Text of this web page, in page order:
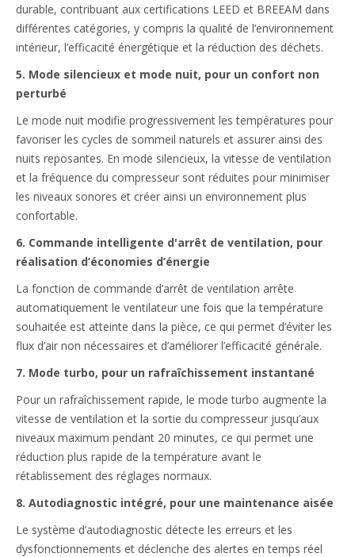
durable, contribuant aux certifications LEED et BREEAM dans
différentes catégories, y compris la qualité de l’environnement
intérieur, l’efficacité énergétique et la réduction des déchets.
5. Mode silencieux et mode nuit, pour un confort non
perturbé
Le mode nuit modifie progressivement les températures pour
favoriser les cycles de sommeil naturels et assurer ainsi des
nuits reposantes. En mode silencieux, la vitesse de ventilation
et la fréquence du compresseur sont réduites pour minimiser
les niveaux sonores et créer ainsi un environnement plus
confortable.
6. Commande intelligente d'arrêt de ventilation, pour
réalisation d’économies d’énergie
La fonction de commande d’arrêt de ventilation arrête
automatiquement le ventilateur une fois que la température
souhaitée est atteinte dans la pièce, ce qui permet d’éviter les
flux d’air non nécessaires et d’améliorer l’efficacité générale.
7. Mode turbo, pour un rafraîchissement instantané
Pour un rafraîchissement rapide, le mode turbo augmente la
vitesse de ventilation et la sortie du compresseur jusqu’aux
niveaux maximum pendant 20 minutes, ce qui permet une
réduction plus rapide de la température avant le
rétablissement des réglages normaux.
8. Autodiagnostic intégré, pour une maintenance aisée
Le système d’autodiagnostic détecte les erreurs et les
dysfonctionnements et déclenche des alertes en temps réel